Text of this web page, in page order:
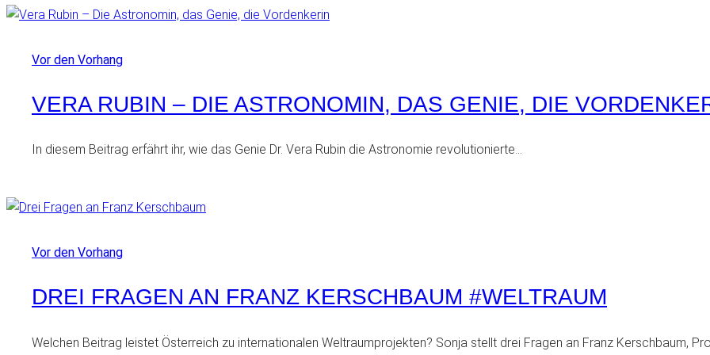
Vor den Vorhang
VERA RUBIN – DIE ASTRONOMIN, DAS GENIE, DIE
In diesem Beitrag erfährt ihr, wie das Genie Dr. Vera Rubin die Astronomie revolutionierte…
Vor den Vorhang
DREI FRAGEN AN FRANZ KERSCHBAUM #WELTRAUM
Welchen Beitrag leistet Österreich zu internationalen Weltraumprojekten? Sonja stellt drei Fragen an Franz Kerschbaum,